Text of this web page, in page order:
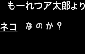
もーれつア太郎より
ネコ なのか？